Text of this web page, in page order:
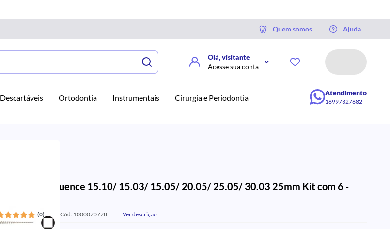
Quem somos Ajuda
Olá, visitante
Acesse sua conta
Descartáveis Ortodontia Instrumentais Cirurgia e Periodontia
Atendimento
16997327682
Lima Logic Sequence 15.10/ 15.03/ 15.05/ 20.05/ 25.05/ 30.03 25mm Kit com 6 -
(0) Cód. 1000070778 Ver descrição